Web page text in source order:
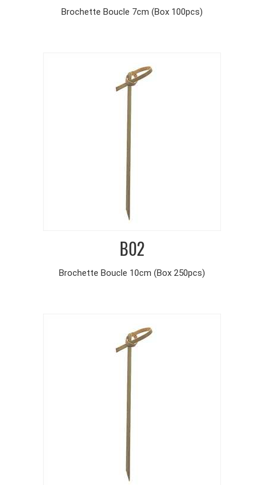
Brochette Boucle 7cm (Box 100pcs)
B02
Brochette Boucle 10cm (Box 250pcs)